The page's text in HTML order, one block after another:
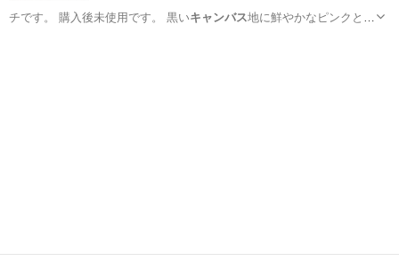
チです。 購入後未使用です。 黒いキャンバス地に鮮やかなピンクとグ